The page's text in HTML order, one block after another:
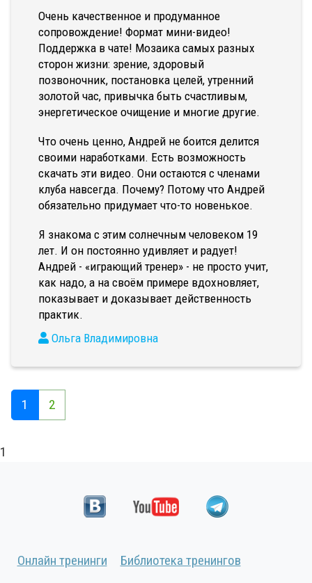
Очень качественное и продуманное
сопровождение! Формат мини-видео!
Поддержка в чате! Мозаика самых разных
сторон жизни: зрение, здоровый
позвоночник, постановка целей, утренний
золотой час, привычка быть счастливым,
энергетическое очищение и многие другие.
Что очень ценно, Андрей не боится делится
своими наработками. Есть возможность
скачать эти видео. Они остаются с членами
клуба навсегда. Почему? Потому что Андрей
обязательно придумает что-то новенькое.
Я знакома с этим солнечным человеком 19
лет. И он постоянно удивляет и радует!
Андрей - «играющий тренер» - не просто учит,
как надо, а на своём примере вдохновляет,
показывает и доказывает действенность
практик.
Ольга Владимировна
1 2
1
Онлайн тренинги Библиотека тренингов